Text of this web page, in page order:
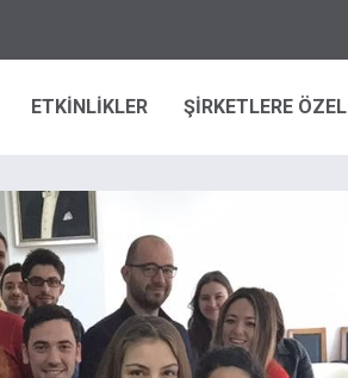
ETKİNLİKLER ŞİRKETLERE ÖZEL